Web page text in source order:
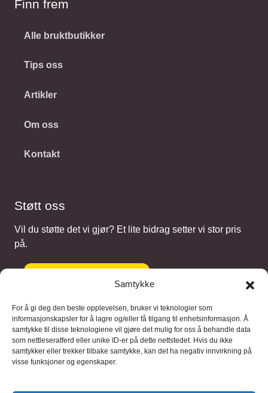
Samtykke
For å gi deg den beste opplevelsen, bruker vi teknologier som
informasjonskapsler for å lagre og/eller få tilgang til enhetsinformasjon. Å
samtykke til disse teknologiene vil gjøre det mulig for oss å behandle data
som nettleseratferd eller unike ID-er på dette nettstedet. Hvis du ikke
samtykker eller trekker tilbake samtykke, kan det ha negativ innvirkning på
visse funksjoner og egenskaper.
Finn frem
Alle bruktbutikker
Tips oss
Artikler
Om oss
Kontakt
Støtt oss
Vil du støtte det vi gjør? Et lite bidrag setter vi stor pris
på.
Gi et bidrag
Samarbeidspartnere
Blaaregn – digitale tjenester